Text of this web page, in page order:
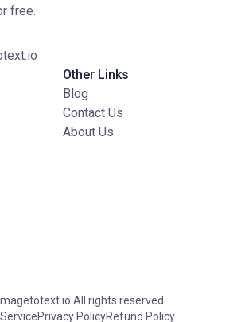
free.
Other Links
Blog
Contact Us
About Us
All rights reserved.
Privacy PolicyRefund Policy